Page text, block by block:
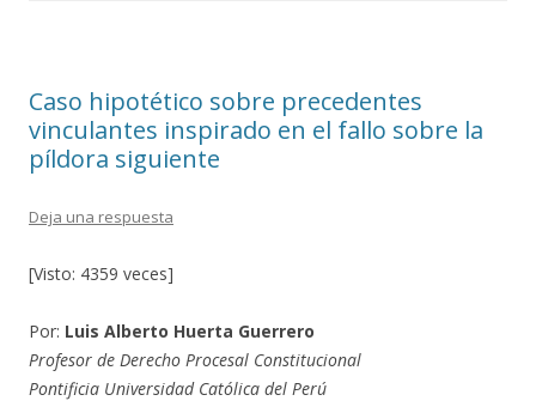
k r
Caso hipotético sobre precedentes
vinculantes inspirado en el fallo sobre la
píldora siguiente
Deja una respuesta
[Visto: 4359 veces]
Por: Luis Alberto Huerta Guerrero
Profesor de Derecho Procesal Constitucional
Pontificia Universidad Católica del Perú